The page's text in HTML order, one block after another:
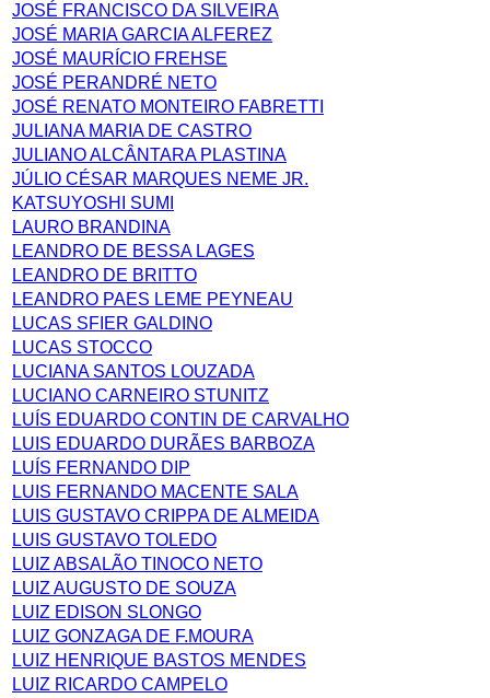
JOSÉ FRANCISCO DA SILVEIRA
JOSÉ MARIA GARCIA ALFEREZ
JOSÉ MAURÍCIO FREHSE
JOSÉ PERANDRÉ NETO
JOSÉ RENATO MONTEIRO FABRETTI
JULIANA MARIA DE CASTRO
JULIANO ALCÂNTARA PLASTINA
JÚLIO CÉSAR MARQUES NEME JR.
KATSUYOSHI SUMI
LAURO BRANDINA
LEANDRO DE BESSA LAGES
LEANDRO DE BRITTO
LEANDRO PAES LEME PEYNEAU
LUCAS SFIER GALDINO
LUCAS STOCCO
LUCIANA SANTOS LOUZADA
LUCIANO CARNEIRO STUNITZ
LUÍS EDUARDO CONTIN DE CARVALHO
LUIS EDUARDO DURÃES BARBOZA
LUÍS FERNANDO DIP
LUIS FERNANDO MACENTE SALA
LUIS GUSTAVO CRIPPA DE ALMEIDA
LUIS GUSTAVO TOLEDO
LUIZ ABSALÃO TINOCO NETO
LUIZ AUGUSTO DE SOUZA
LUIZ EDISON SLONGO
LUIZ GONZAGA DE F.MOURA
LUIZ HENRIQUE BASTOS MENDES
LUIZ RICARDO CAMPELO